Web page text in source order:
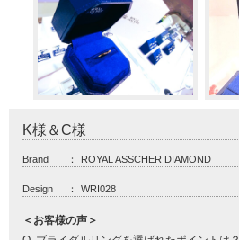
K様＆C様
Brand ： ROYAL ASSCHER DIAMOND
Design ： WRI028
＜お客様の声＞